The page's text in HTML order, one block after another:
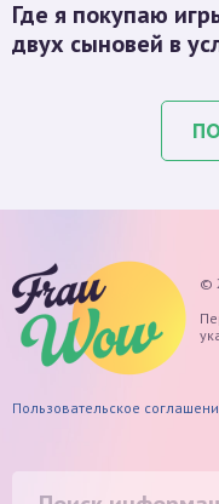
Где я покупаю
двух сыновей в
©
Пользовательское